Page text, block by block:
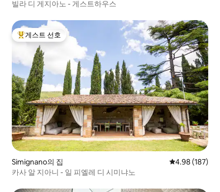
빌라 디 게지아노 - 게스트하우스
상위 게스트 선호
게스트 선호
Simignano의 집 평점 4.98점(5
4.98 (187)
카사 알 지아니 - 일 피엘레 디 시미냐노